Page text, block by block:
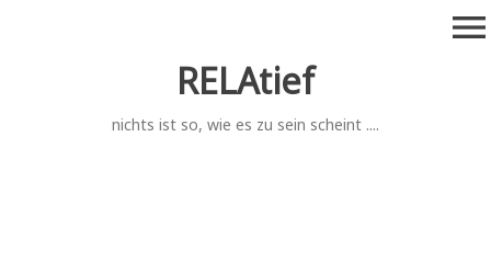
RELAtief
nichts ist so, wie es zu sein scheint ....
menu